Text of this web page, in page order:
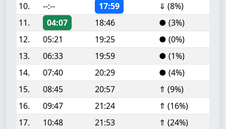
10.
--:-- 17:59
⇓ (8%)
11.
04:07 18:46
● (3%)
12.
05:21 19:25
● (0%)
13.
06:33 19:59
● (1%)
14.
07:40 20:29
● (4%)
15.
08:45 20:57
⇑ (9%)
16.
09:47 21:24
⇑ (16%)
17.
10:48 21:53
⇑ (24%)